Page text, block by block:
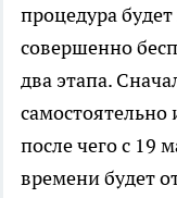
процедура
совершенно
два этапа.
после чего с 19
времени будет